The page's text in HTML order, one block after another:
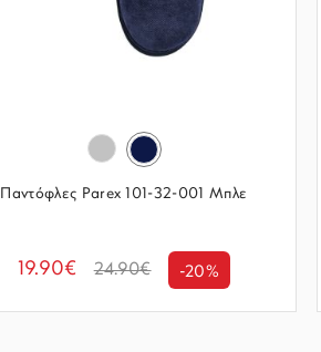
Παντόφλες Parex 101-32-001 Μπλε
19.90€ 24.90€ -20%